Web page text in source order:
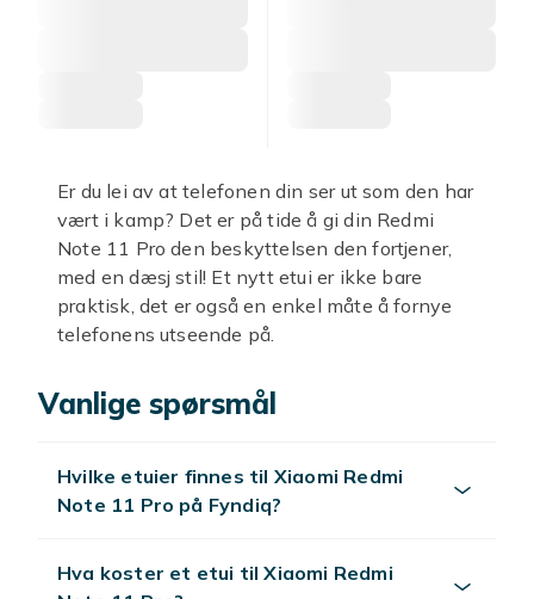
Er du lei av at telefonen din ser ut som den har
vært i kamp? Det er på tide å gi din Redmi
Note 11 Pro den beskyttelsen den fortjener,
med en dæsj stil! Et nytt etui er ikke bare
praktisk, det er også en enkel måte å fornye
telefonens utseende på.
som sørger for at din telefon holder seg like fin
trøkk, eller et elegant Redmi Note 11 Pro etui
som også fungerer som lommebok, har vi noe
hverdagens riper, støt og fall, slik at du kan
Vanlige spørsmål
Hvilke etuier finnes til Xiaomi Redmi
Note 11 Pro på Fyndiq?
Hva koster et etui til Xiaomi Redmi